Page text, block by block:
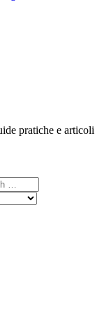
pratiche e articoli